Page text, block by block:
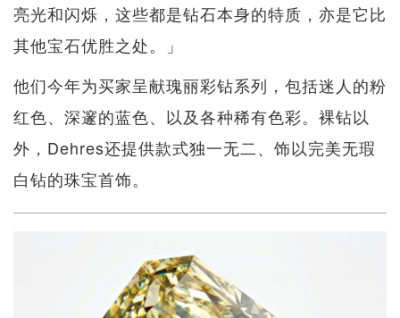
亮光和闪烁，这些都是钻石本身的特质，亦是它比
其他宝石优胜之处。」
他们今年为买家呈献瑰丽彩钻系列，包括迷人的粉
红色、深邃的蓝色、以及各种稀有色彩。裸钻以
外，Dehres还提供款式独一无二、饰以完美无瑕
白钻的珠宝首饰。